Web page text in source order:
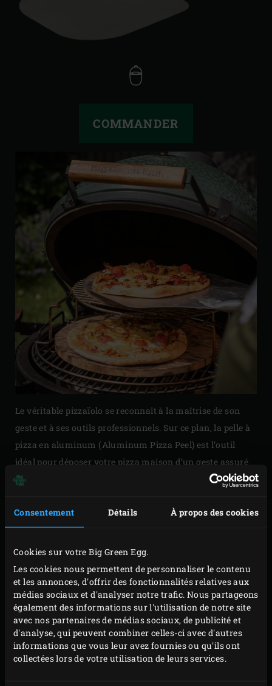
Consentement Détails À propos des cookies
Cookies sur votre Big Green Egg.
Les cookies nous permettent de personnaliser le contenu
et les annonces, d'offrir des fonctionnalités relatives aux
médias sociaux et d'analyser notre trafic. Nous partageons
également des informations sur l'utilisation de notre site
avec nos partenaires de médias sociaux, de publicité et
d'analyse, qui peuvent combiner celles-ci avec d'autres
informations que vous leur avez fournies ou qu'ils ont
collectées lors de votre utilisation de leurs services.
COMMANDER
Le véritable pizzaïolo se reconnaît à la maîtrise de son
geste et à ses outils professionnels. Sur ce plan, la pelle à
pizza en aluminum (Aluminum Pizza Peel) est l’outil
idéal pour déposer votre pizza maison d’un geste assuré
sur la pierre de cuisson chaude de votre Big Green Egg.
La pelle à pizza est équipée d’une mince lame
sous les pizzas mais aussi sous d’autres aliments tels que
des pains tout juste cuits ou des gâteaux. Conçu pour une
prise en main facile et confortable, son manche est de
surcroît suffisamment long pour que vous ne risquiez pas
de vous brûler. Quelqu’un a-t-il encore un peu de place
pour une part supplémentaire ?